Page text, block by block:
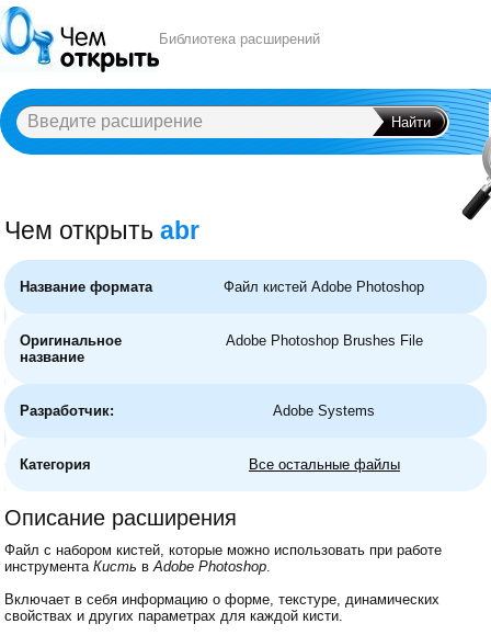
Библиотека расширений
A B C E G H X
Чем открытьabr
Название формата Файл кистей Adobe Photoshop
Оригинальное
название
Adobe Photoshop Brushes File
Разработчик: Adobe Systems
Категория Все остальные файлы
Описание расширения
Файл с набором кистей, которые можно использовать при работе
инструментаКисть вAdobe Photoshop.
Включает в себя информацию о форме, текстуре, динамических
свойствах и других параметрах для каждой кисти.